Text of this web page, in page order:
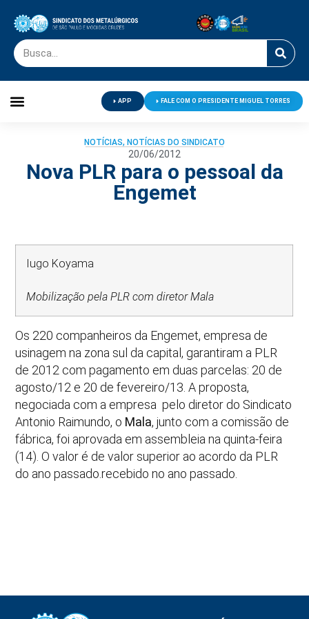
APP FALE COM O PRESIDENTE MIGUEL TORRES
NOTÍCIAS, NOTÍCIAS DO SINDICATO
20/06/2012
Nova PLR para o pessoal da
Engemet
Iugo Koyama
Mobilização pela PLR com diretor Mala
Os 220 companheiros da Engemet, empresa de
usinagem na zona sul da capital, garantiram a PLR
de 2012 com pagamento em duas parcelas: 20 de
agosto/12 e 20 de fevereiro/13. A proposta,
negociada com a empresa pelo diretor do Sindicato
Antonio Raimundo, o Mala, junto com a comissão de
fábrica, foi aprovada em assembleia na quinta-feira
(14). O valor é de valor superior ao acordo da PLR
do ano passado.recebido no ano passado.